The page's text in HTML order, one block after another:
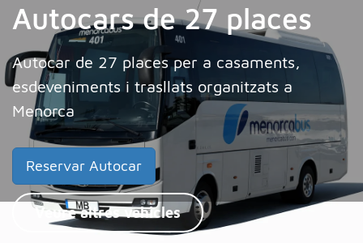
Autocars de 27 places
Autocar de 27 places per a casaments,
esdeveniments i trasllats organitzats a
Menorca
Reservar Autocar
Veure altres vehicles